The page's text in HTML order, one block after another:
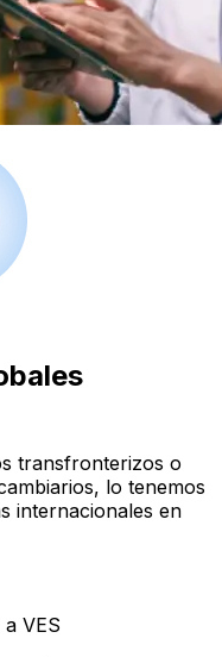
transfronterizos o
lo tenemos
internacionales en
VES